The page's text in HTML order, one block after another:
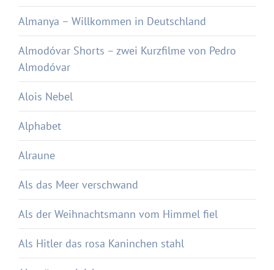
Almanya – Willkommen in Deutschland
Almodóvar Shorts – zwei Kurzfilme von Pedro
Almodóvar
Alois Nebel
Alphabet
Alraune
Als das Meer verschwand
Als der Weihnachtsmann vom Himmel fiel
Als Hitler das rosa Kaninchen stahl